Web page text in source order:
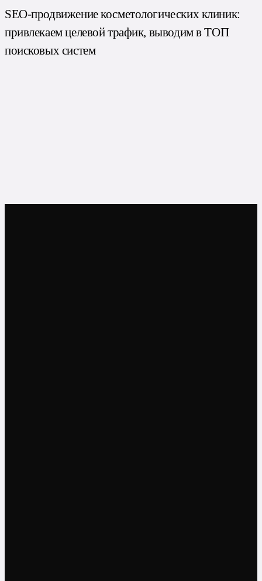
SEO-продвижение косметологических клиник:
привлекаем целевой трафик, выводим в ТОП
поисковых систем